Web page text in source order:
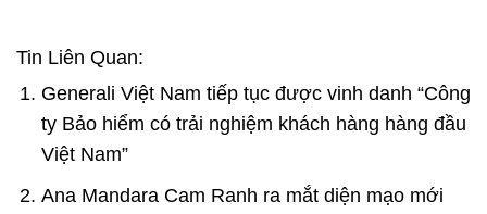
Tin Liên Quan:
Generali Việt Nam tiếp tục được vinh danh “Công
ty Bảo hiểm có trải nghiệm khách hàng hàng đầu
Việt Nam”
Ana Mandara Cam Ranh ra mắt diện mạo mới